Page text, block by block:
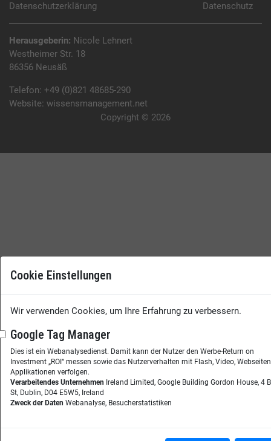
Datenschutzerklärung
Datenschutz
Herausgeberin: Nicole Lehnert
Westheimer Str. 18
86356 Neusäß
Telefon: +49 (0)821 48685-290
Website: wissensmanagement.net
Copyright © 2026
Cookie Einstellungen
Wir verwenden Cookies, um Ihre Erfahrung zu verbessern.
Google Tag Manager
Dies ist ein Webanalysedienst. Damit kann der Nutzer den Werbe-Return on
Investment „ROI“ messen sowie das Nutzerverhalten mit Flash, Video,
Applikationen verfolgen.
Verarbeitendes Unternehmen Ireland Limited, Google Building Gordon House, 4
St, Dublin, D04 E5W5, Ireland
Zweck der Daten Webanalyse, Besucherstatistiken